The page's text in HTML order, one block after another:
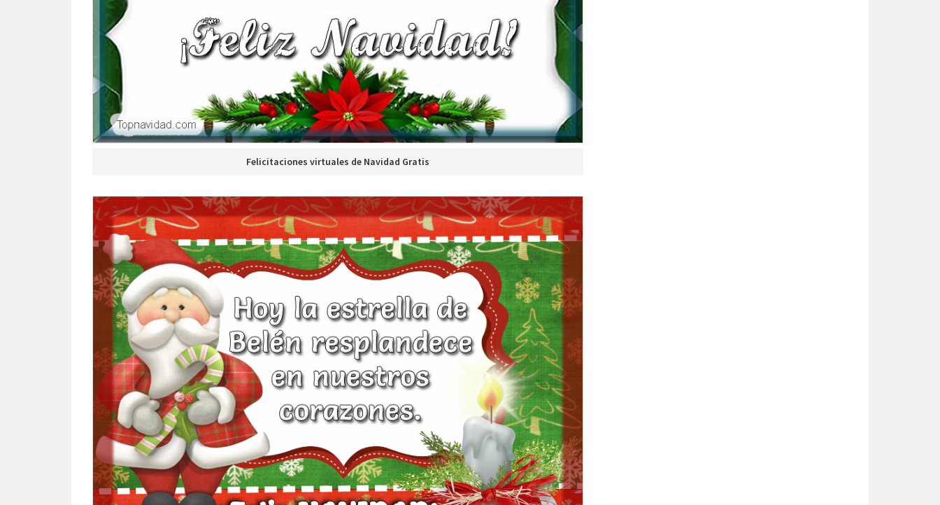
Felicitaciones virtuales de Navidad Gratis